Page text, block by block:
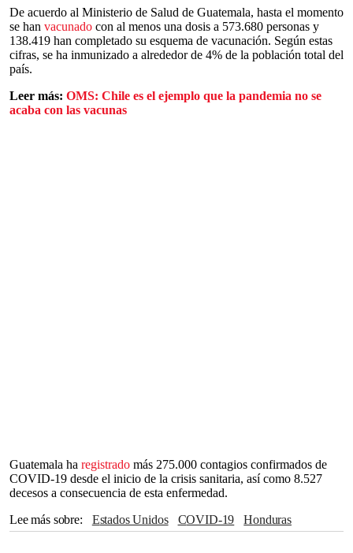
De acuerdo al Ministerio de Salud de Guatemala, hasta el momento
se han vacunado con al menos una dosis a 573.680 personas y
138.419 han completado su esquema de vacunación. Según estas
cifras, se ha inmunizado a alrededor de 4% de la población total del
país.
Leer más: OMS: Chile es el ejemplo que la pandemia no se
acaba con las vacunas
Guatemala ha registrado más 275.000 contagios confirmados de
COVID-19 desde el inicio de la crisis sanitaria, así como 8.527
decesos a consecuencia de esta enfermedad.
Lee más sobre
Estados Unidos COVID-19
Honduras